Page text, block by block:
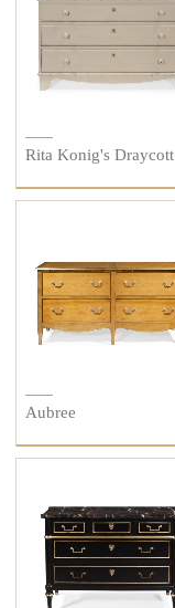
Rita Konig's Draycott
Aubree